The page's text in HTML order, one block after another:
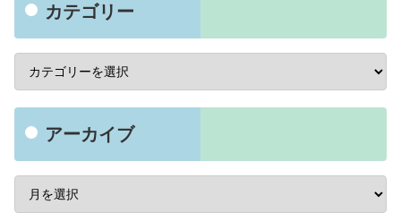
カテゴリー
アーカイブ